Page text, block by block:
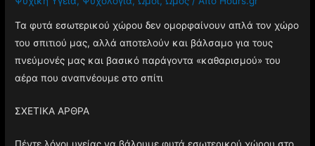
Τα φυτά εσωτερικού χώρου δεν ομορφαίνουν απλά τον χώρο
του σπιτιού μας, αλλά αποτελούν και βάλσαμο για τους
πνεύμονές μας και βασικό παράγοντα «καθαρισμού» του
αέρα που αναπνέουμε στο σπίτι
ΣΧΕΤΙΚΑ ΑΡΘΡΑ